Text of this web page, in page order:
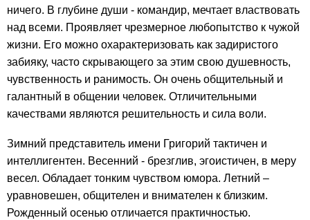
ничего. В глубине души - командир, мечтает властвовать
над всеми. Проявляет чрезмерное любопытство к чужой
жизни. Его можно охарактеризовать как задиристого
забияку, часто скрывающего за этим свою душевность,
чувственность и ранимость. Он очень общительный и
галантный в общении человек. Отличительными
качествами являются решительность и сила воли.
Зимний представитель имени Григорий тактичен и
интеллигентен. Весенний - брезглив, эгоистичен, в меру
весел. Обладает тонким чувством юмора. Летний –
уравновешен, общителен и внимателен к близким.
Рожденный осенью отличается практичностью.